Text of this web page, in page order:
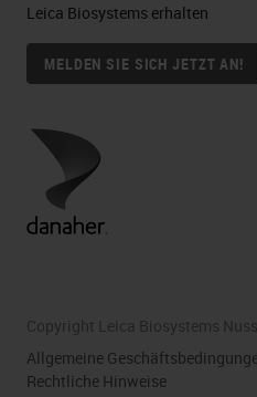
Leica Biosystems erhalten
MELDEN SIE SICH JETZT AN!
Copyright Leica Biosystems
Allgemeine
Rechtliche Hinweise